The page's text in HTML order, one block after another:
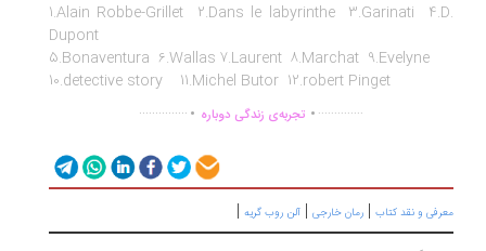
1.Alain Robbe-Grillet 2.Dans le labyrinthe 3.Garinati
Dupont
5.Bonaventura 6.Wallas 7.Laurent 8.Marchat 9.Evelyne
10.detective story 11.Michel Butor 12.robert Pinget
................تجربه‌ی زندگی دوباره ...............
و نقد کتاب|رمان خارجی|آلن روب گریه |